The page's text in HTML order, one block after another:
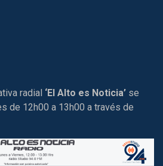
radial ‘El Alto es Noticia’ se
de 12h00 a 13h00 a través de